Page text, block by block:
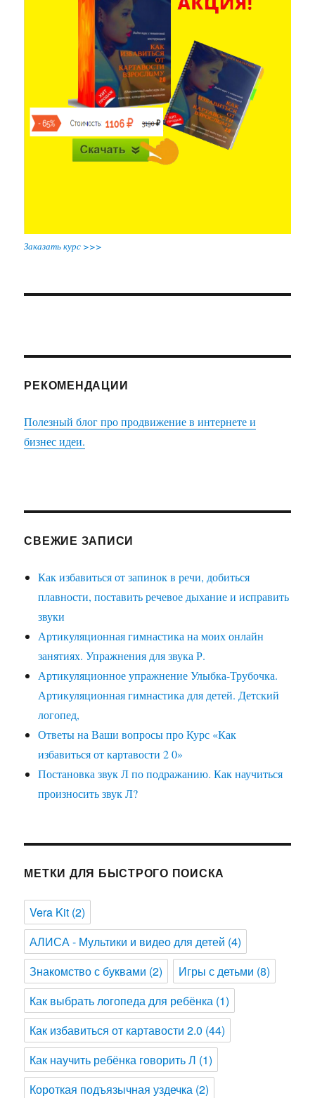
Заказать курс >>>
РЕКОМЕНДАЦИИ
Полезный блог про продвижение в интернете и
бизнес идеи.
СВЕЖИЕ ЗАПИСИ
Как избавиться от запинок в речи, добиться
плавности, поставить речевое дыхание и исправить
звуки
Артикуляционная гимнастика на моих онлайн
занятиях. Упражнения для звука Р.
Артикуляционное упражнение Улыбка-Трубочка.
Артикуляционная гимнастика для детей. Детский
логопед,
Ответы на Ваши вопросы про Курс «Как
избавиться от картавости 2 0»
Постановка звук Л по подражанию. Как научиться
произносить звук Л?
МЕТКИ ДЛЯ БЫСТРОГО ПОИСКА
Vera Kit (2)
АЛИСА - Мультики и видео для детей (4)
Знакомство с буквами (2) Игры с детьми (8)
Как выбрать логопеда для ребёнка (1)
Как избавиться от картавости 2.0 (44)
Как научить ребёнка говорить Л (1)
Короткая подъязычная уздечка (2)